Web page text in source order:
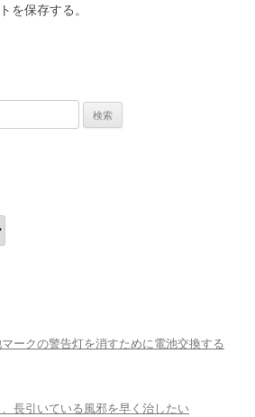
を保存する。
マークの警告灯を消すために電池交換する
長引いている風邪を早く治したい